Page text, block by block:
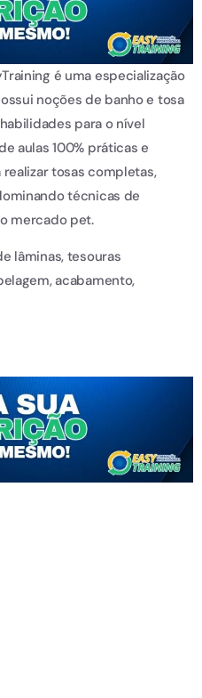
é uma especialização
noções de banho e tosa
para o nível
aulas 100% práticas e
tosas completas,
técnicas de
mercado pet.
lâminas, tesouras
acabamento,